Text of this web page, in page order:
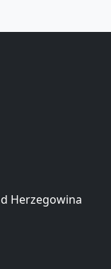
Herzegowina